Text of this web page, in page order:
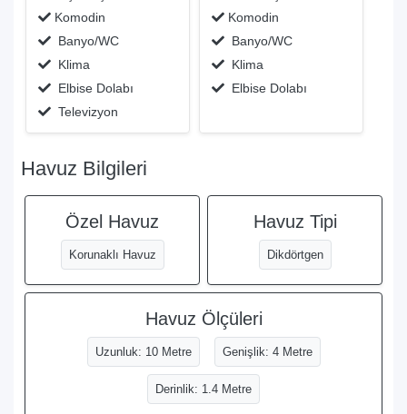
Komodin
Banyo/WC
Klima
Elbise Dolabı
Televizyon
Komodin
Banyo/WC
Klima
Elbise Dolabı
Havuz Bilgileri
Özel Havuz
Korunaklı Havuz
Havuz Tipi
Dikdörtgen
Havuz Ölçüleri
Uzunluk: 10 Metre Genişlik: 4 Metre
Derinlik: 1.4 Metre